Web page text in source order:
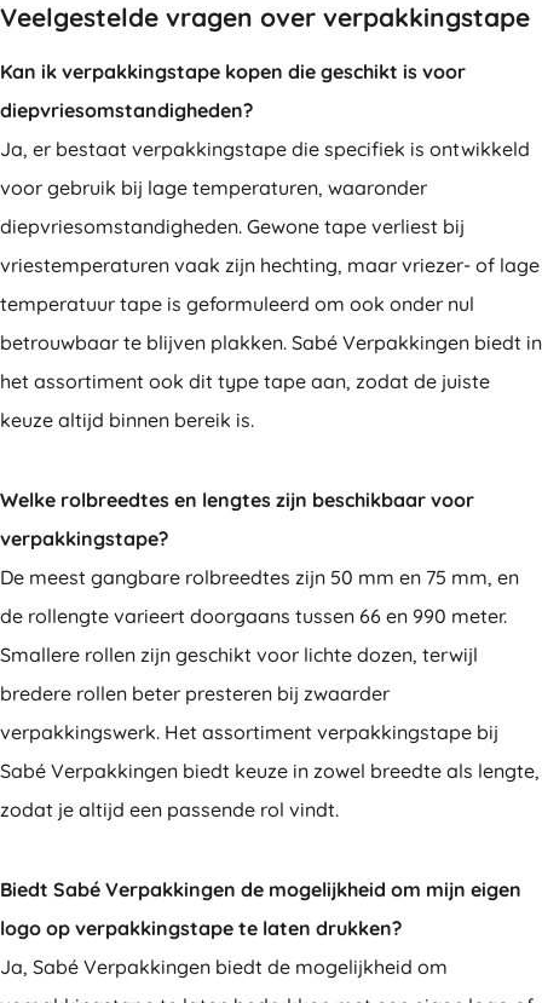
Veelgestelde vragen over verpakkingstape
Kan ik verpakkingstape kopen die geschikt is voor
diepvriesomstandigheden?
Ja, er bestaat verpakkingstape die specifiek is ontwikkeld
voor gebruik bij lage temperaturen, waaronder
diepvriesomstandigheden. Gewone tape verliest bij
vriestemperaturen vaak zijn hechting, maar vriezer- of lage
temperatuur tape is geformuleerd om ook onder nul
betrouwbaar te blijven plakken. Sabé Verpakkingen biedt in
het assortiment ook dit type tape aan, zodat de juiste
keuze altijd binnen bereik is.
Welke rolbreedtes en lengtes zijn beschikbaar voor
verpakkingstape?
De meest gangbare rolbreedtes zijn 50 mm en 75 mm, en
de rollengte varieert doorgaans tussen 66 en 990 meter.
Smallere rollen zijn geschikt voor lichte dozen, terwijl
bredere rollen beter presteren bij zwaarder
verpakkingswerk. Het assortiment verpakkingstape bij
Sabé Verpakkingen biedt keuze in zowel breedte als lengte,
zodat je altijd een passende rol vindt.
Biedt Sabé Verpakkingen de mogelijkheid om mijn eigen
logo op verpakkingstape te laten drukken?
Ja, Sabé Verpakkingen biedt de mogelijkheid om